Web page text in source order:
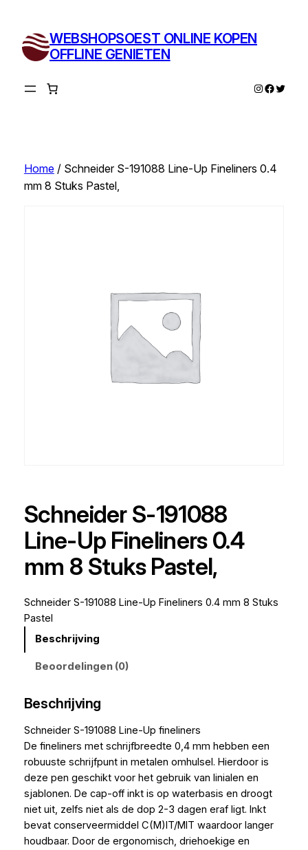
inhoud
WEBSHOPSOEST ONLINE KOPEN
OFFLINE GENIETEN
Instagram
Twitter
Home/ Schneider S-191088 Line-Up Fineliners 0.4
mm 8 Stuks Pastel,
Schneider S-191088
Line-Up Fineliners 0.4
mm 8 Stuks Pastel,
Schneider S-191088 Line-Up Fineliners 0.4 mm 8 Stuks
Pastel
Beschrijving
Beoordelingen (0)
Beschrijving
Schneider S-191088 Line-Up fineliners
De fineliners met schrijfbreedte 0,4 mm hebben een
robuuste schrijfpunt in metalen omhulsel. Hierdoor is
deze pen geschikt voor het gebruik van linialen en
sjablonen. De cap-off inkt is op waterbasis en droogt
niet uit, zelfs niet als de dop 2-3 dagen eraf ligt. Inkt
bevat conserveermiddel C(M)IT/MIT waardoor langer
houdbaar. Door de ergonomisch, driehoekige en